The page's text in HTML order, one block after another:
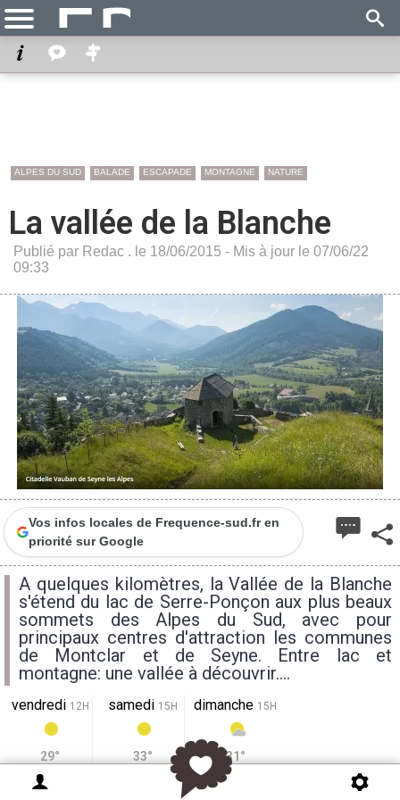
ALPES DU SUD BALADE ESCAPADE MONTAGNE NATURE
La vallée de la Blanche
Publié par Redac . le 18/06/2015 - Mis à jour le 07/06/22
09:33
Vos infos locales de Frequence-sud.fr en
priorité sur Google
A quelques kilomètres, la Vallée de la Blanche
s'étend du lac de Serre-Ponçon aux plus beaux
sommets des Alpes du Sud, avec pour
principaux centres d'attraction les communes
de Montclar et de Seyne. Entre lac et
montagne: une vallée à découvrir....
vendredi 12H
29°
samedi 15H
33°
dimanche 15H
31°